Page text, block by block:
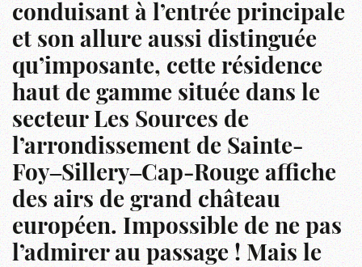
conduisant à l’entrée principale
et son allure aussi distinguée
qu’imposante, cette résidence
haut de gamme située dans le
secteur Les Sources de
l’arrondissement de Sainte-
Foy‒Sillery‒Cap-Rouge affiche
des airs de grand château
européen. Impossible de ne pas
l’admirer au passage ! Mais le